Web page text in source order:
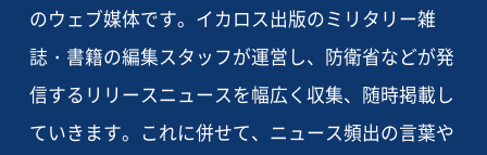
のウェブ媒体です。イカロス出版のミリタリー雑
誌・書籍の編集スタッフが運営し、防衛省などが発
信するリリースニュースを幅広く収集、随時掲載し
ていきます。これに併せて、ニュース頻出の言葉や